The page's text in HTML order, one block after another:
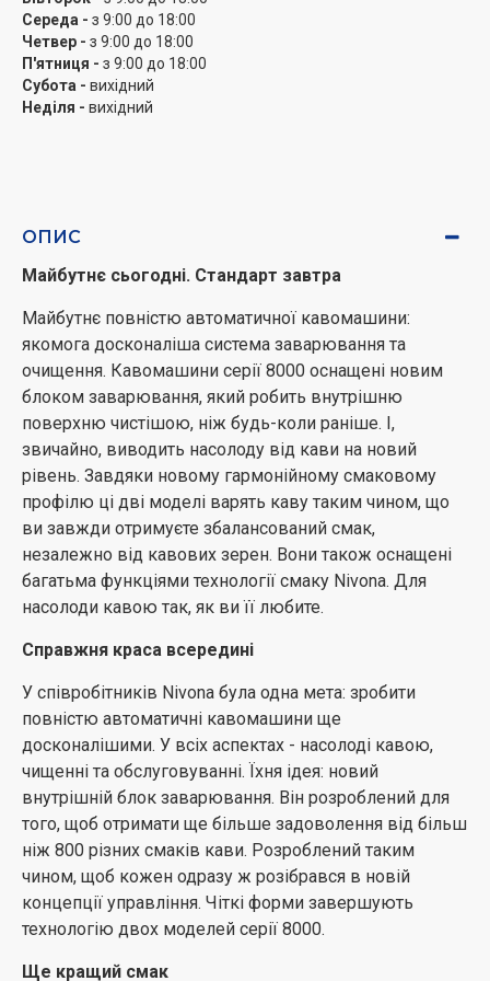
колись почалося з системи Aromatica. Компанія Nivona
завжди фокусувалася на одному: на смаку та його
можливостях. Технологія не повинна диктувати смак
кави, вона повинна відкривати весь світ кави. Чи то
8000 розширює цю ідею новими можливостями.
Середа - з 9:00 до 18:00
Четвер - з 9:00 до 18:00
П'ятниця - з 9:00 до 18:00
Субота - вихідний
Неділя - вихідний
ОПИС
Майбутнє сьогодні. Стандарт завтра
Майбутнє повністю автоматичної кавомашини:
якомога досконаліша система заварювання та
очищення. Кавомашини серії 8000 оснащені новим
блоком заварювання, який робить внутрішню
поверхню чистішою, ніж будь-коли раніше. І,
звичайно, виводить насолоду від кави на новий
рівень. Завдяки новому гармонійному смаковому
профілю ці дві моделі варять каву таким чином, що
ви завжди отримуєте збалансований смак,
незалежно від кавових зерен. Вони також оснащені
багатьма функціями технології смаку Nivona. Для
насолоди кавою так, як ви її любите.
Справжня краса всередині
У співробітників Nivona була одна мета: зробити
повністю автоматичні кавомашини ще
досконалішими. У всіх аспектах - насолоді кавою,
чищенні та обслуговуванні. Їхня ідея: новий
внутрішній блок заварювання. Він розроблений для
того, щоб отримати ще більше задоволення від більш
ніж 800 різних смаків кави. Розроблений таким
чином, щоб кожен одразу ж розібрався в новій
концепції управління. Чіткі форми завершують
технологію двох моделей серії 8000.
Ще кращий смак